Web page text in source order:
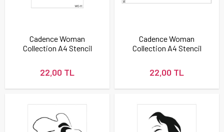
Cadence Woman
Collection A4 Stencil
22,00 TL
Cadence Woman
Collection A4 Stencil
22,00 TL